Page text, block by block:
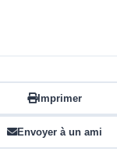
Imprimer
Envoyer à un ami